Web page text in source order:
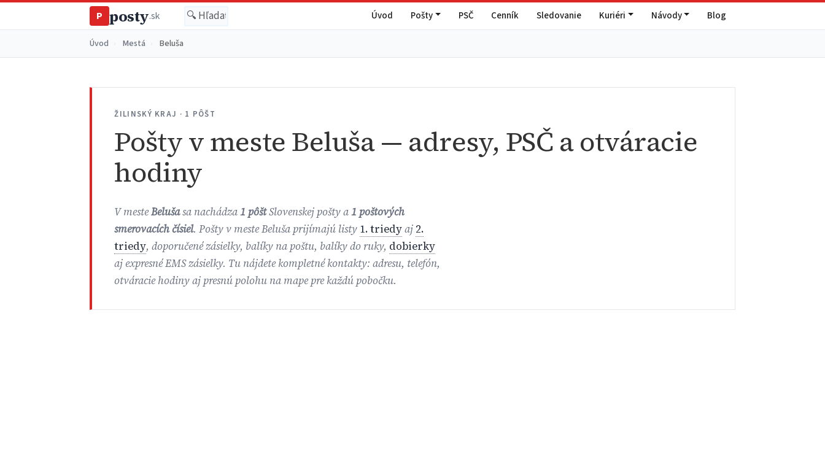
P posty.sk Úvod Pošty PSČ Cenník Sledovanie Kuriéri Návody Blog
Úvod Mestá Beluša
ŽILINSKÝ KRAJ · 1 PÔŠT
Pošty v meste Beluša — adresy, PSČ a otváracie
hodiny
V mesteBelušasa nachádza1 pôštSlovenskej pošty a1 poštových
smerovacích čísiel. Pošty v meste Beluša prijímajú listy 1. triedyaj 2.
triedy, doporučené zásielky, balíky na poštu, balíky do ruky, dobierky
aj expresné EMS zásielky. Tu nájdete kompletné kontakty: adresu, telefón,
otváracie hodiny aj presnú polohu na mape pre každú pobočku.